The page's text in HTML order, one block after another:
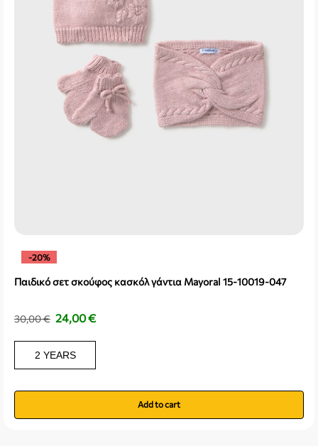
-20%
Παιδικό σετ σκούφος κασκόλ γάντια Mayoral 15-10019-047
30,00€ 24,00€
2 YEARS
Add to cart